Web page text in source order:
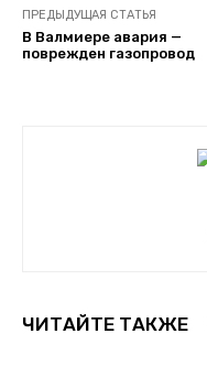
ПРЕДЫДУЩАЯ СТАТЬЯ
В Валмиере авария —
поврежден газопровод
ЧИТАЙТЕ ТАКЖЕ